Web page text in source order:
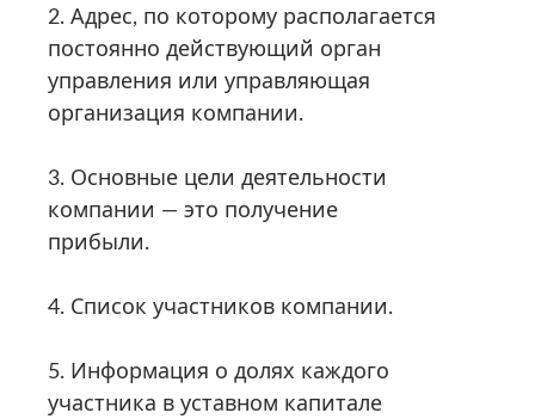
2. Адрес, по которому располагается
постоянно действующий орган
управления или управляющая
организация компании.
3. Основные цели деятельности
компании — это получение
прибыли.
4. Список участников компании.
5. Информация о долях каждого
участника в уставном капитале